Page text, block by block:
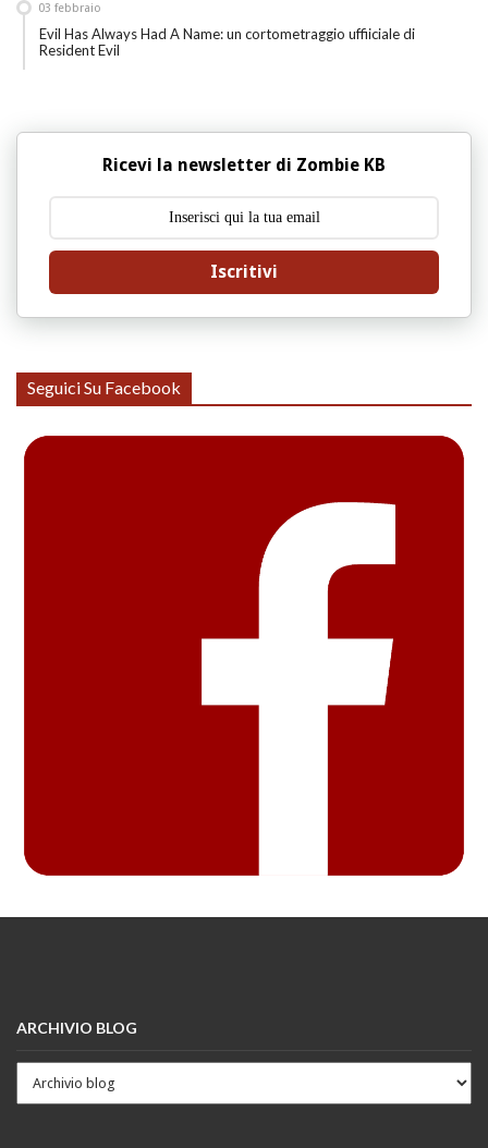
Evil Has Always Had A Name: un cortometraggio uffiiciale di
Resident Evil
03 febbraio
Ricevi la newsletter di Zombie KB
Iscritivi
Seguici Su Facebook
ARCHIVIO BLOG